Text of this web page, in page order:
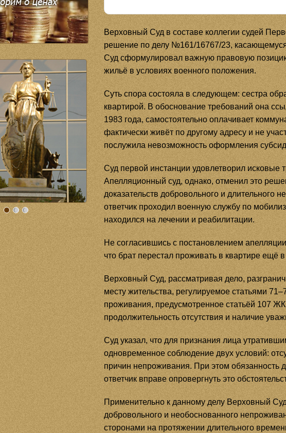
Верховный Суд в составе коллегии судей
решение по делу №161/16767/23,
Суд сформулировал важную правовую
жильё в условиях военного положения.
Суть спора состояла в следующем: сестра
квартирой. В обоснование требований она
1983 года, самостоятельно оплачивает
фактически живёт по другому адресу и не
послужила невозможность оформления
Суд первой инстанции удовлетворил исковые
Апелляционный суд, однако, отменил это
доказательств добровольного и
ответчик проходил военную службу по
находился на лечении и реабилитации.
Не согласившись с постановлением
что брат перестал проживать в квартире ещё
Верховный Суд, рассматривая дело,
месту жительства, регулируемое статьями
проживания, предусмотренное статьёй 107
продолжительность отсутствия и наличие
Суд указал, что для признания лица
одновременное соблюдение двух условий:
причин непроживания. При этом обязанность
ответчик вправе опровергнуть это
Применительно к данному делу Верховный
добровольного и необоснованного
сторонами на протяжении длительного